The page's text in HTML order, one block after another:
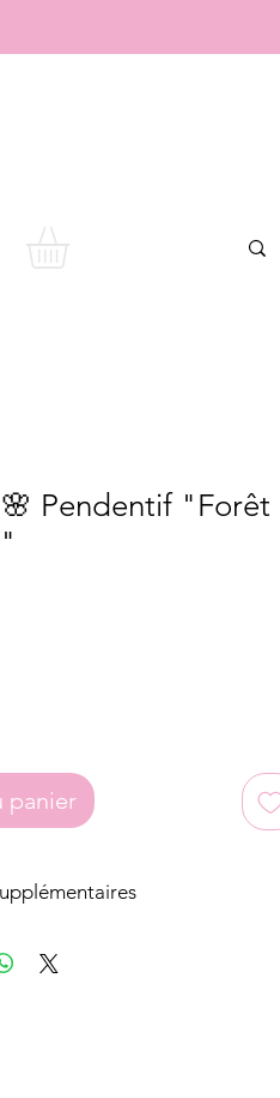
Pendentif "Forêt
panier
ciré durable (Linhasita).